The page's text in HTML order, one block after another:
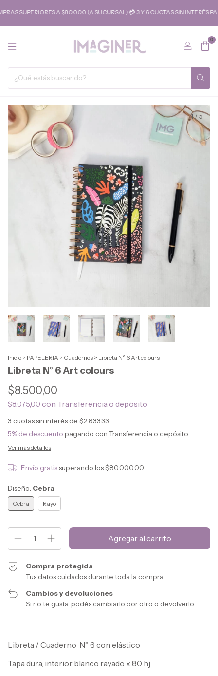
SUPERIORES A $80.000 (A SUCURSAL) 💳 3 Y 6 CUOTAS SIN INTERÉS
0
1/ 5
Inicio > PAPELERIA > Cuadernos > Libreta N° 6 Art colours
Libreta N° 6 Art colours
$8.500,00
$8.075,00 con Transferencia o depósito
3 cuotas sin interés de $2.833,33
5% de descuento pagando con Transferencia o depósito
Ver más detalles
Envío gratissuperando los$80.000,00
Diseño: Cebra
Cebra Rayo
Compra protegida
Tus datos cuidados durante toda la compra.
Cambios y devoluciones
Si no te gusta, podés cambiarlo por otro o devolverlo.
Libreta / Cuaderno N° 6 con elástico
Tapa dura, interior blanco rayado x 80 hj